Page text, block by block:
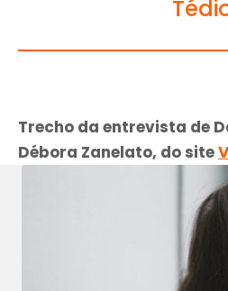
Trecho da entrevista de
Débora Zanelato, do site